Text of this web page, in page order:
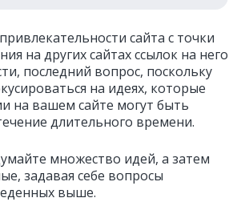
сайта с точки
на других сайтах ссылок на него
последний вопрос, поскольку
на идеях, которые
на вашем сайте могут быть
длительного времени.
множество идей, а затем
задавая себе вопросы
выше.